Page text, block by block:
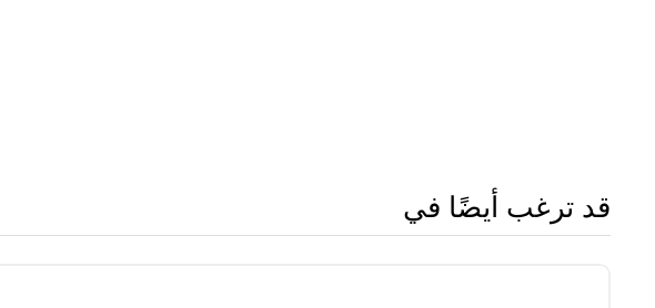
قد ترغب أيضًا في